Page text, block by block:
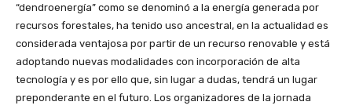
“dendroenergía” como se denominó a la energía generada por
recursos forestales, ha tenido uso ancestral, en la actualidad es
considerada ventajosa por partir de un recurso renovable y está
adoptando nuevas modalidades con incorporación de alta
tecnología y es por ello que, sin lugar a dudas, tendrá un lugar
preponderante en el futuro. Los organizadores de la jornada